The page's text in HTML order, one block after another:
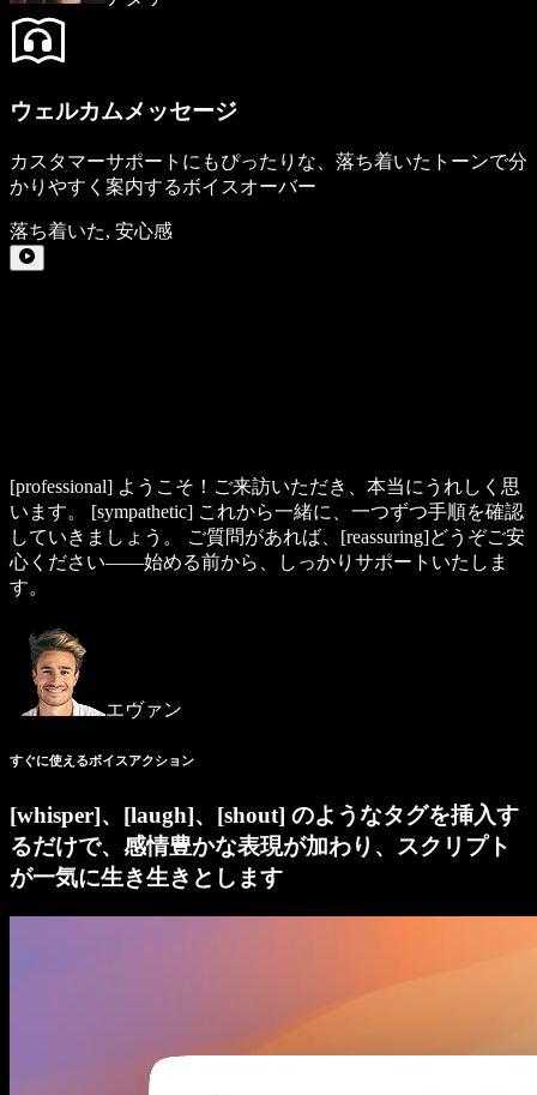
ウェルカムメッセージ
カスタマーサポートにもぴったりな、落ち着いたトーンで分
かりやすく案内するボイスオーバー
落ち着いた, 安心感
[professional] ようこそ！ご来訪いただき、本当にうれしく思
います。 [sympathetic] これから一緒に、一つずつ手順を確認
していきましょう。 ご質問があれば、 [reassuring]どうぞご安
心ください——始める前から、しっかりサポートいたしま
す。
エヴァン
すぐに使えるボイスアクション
[whisper]、[laugh]、[shout] のようなタグを挿入す
るだけで、感情豊かな表現が加わり、スクリプト
が一気に生き生きとします